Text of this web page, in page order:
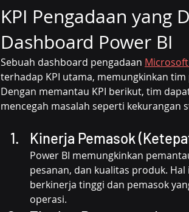
KPI Pengadaan yang
Dashboard Power BI
Sebuah dashboard pengadaan
terhadap KPI utama, memungkinkan
Dengan memantau KPI berikut, tim
mencegah masalah seperti kekurangan
Kinerja Pemasok
Power BI memungkinkan
pesanan, dan kualitas produk.
berkinerja tinggi dan pemasok
operasi.